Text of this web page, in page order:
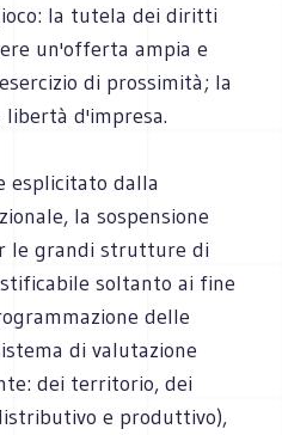
la tutela dei diritti
un'offerta ampia e
di prossimità; la
libertà d'impresa.
esplicitato dalla
la sospensione
le grandi strutture di
soltanto ai fine
delle
di valutazione
dei territorio, dei
e produttivo),